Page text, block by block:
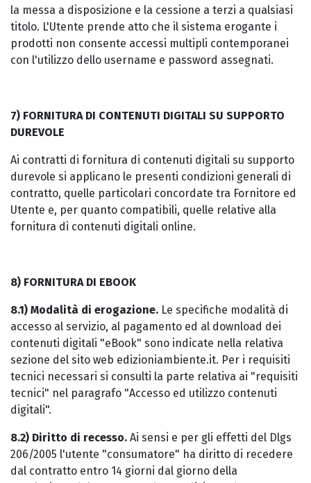
la messa a disposizione e la cessione a terzi a qualsiasi
titolo. L'Utente prende atto che il sistema erogante i
prodotti non consente accessi multipli contemporanei
con l'utilizzo dello username e password assegnati.
7) FORNITURA DI CONTENUTI DIGITALI SU SUPPORTO
DUREVOLE
Ai contratti di fornitura di contenuti digitali su supporto
durevole si applicano le presenti condizioni generali di
contratto, quelle particolari concordate tra Fornitore ed
Utente e, per quanto compatibili, quelle relative alla
fornitura di contenuti digitali online.
8) FORNITURA DI EBOOK
8.1) Modalità di erogazione. Le specifiche modalità di
accesso al servizio, al pagamento ed al download dei
contenuti digitali "eBook" sono indicate nella relativa
sezione del sito web edizioniambiente.it. Per i requisiti
tecnici necessari si consulti la parte relativa ai "requisiti
tecnici" nel paragrafo "Accesso ed utilizzo contenuti
digitali".
8.2) Diritto di recesso. Ai sensi e per gli effetti del Dlgs
206/2005 l'utente "consumatore" ha diritto di recedere
dal contratto entro 14 giorni dal giorno della